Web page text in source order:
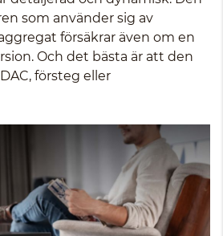
som använder sig av
försäkrar även om en
Och det bästa är att den
försteg eller